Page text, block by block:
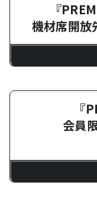
『
機材席開放
『
会員